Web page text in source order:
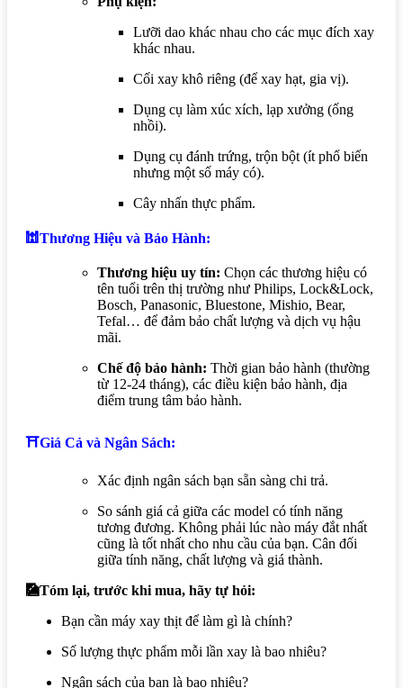
Lưỡi dao khác nhau cho các mục đích xay
khác nhau.
Cối xay khô riêng (để xay hạt, gia vị).
Dụng cụ làm xúc xích, lạp xưởng (ống
nhồi).
Dụng cụ đánh trứng, trộn bột (ít phổ biến
nhưng một số máy có).
Cây nhấn thực phẩm.
🕍Thương Hiệu và Bảo Hành:
Thương hiệu uy tín: Chọn các thương hiệu có
tên tuổi trên thị trường như Philips, Lock&Lock,
Bosch, Panasonic, Bluestone, Mishio, Bear,
Tefal… để đảm bảo chất lượng và dịch vụ hậu
mãi.
Chế độ bảo hành: Thời gian bảo hành (thường
từ 12-24 tháng), các điều kiện bảo hành, địa
điểm trung tâm bảo hành.
⛩️Giá Cả và Ngân Sách:
Xác định ngân sách bạn sẵn sàng chi trả.
So sánh giá cả giữa các model có tính năng
tương đương. Không phải lúc nào máy đắt nhất
cũng là tốt nhất cho nhu cầu của bạn. Cân đối
giữa tính năng, chất lượng và giá thành.
🎑Tóm lại, trước khi mua, hãy tự hỏi:
Bạn cần máy xay thịt để làm gì là chính?
Số lượng thực phẩm mỗi lần xay là bao nhiêu?
Ngân sách của bạn là bao nhiêu?